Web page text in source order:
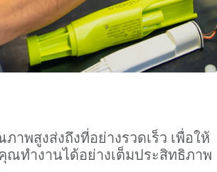
าพสูงส่งถึงที่อย่างรวดเร็ว เพื่อให้
ณทำงานได้อย่างเต็มประสิทธิภาพ